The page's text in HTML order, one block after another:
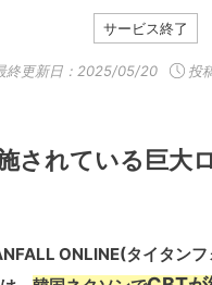
サービス終了
終更新日： 2025/05/20 投
されている巨大
ONLINE(タイタン